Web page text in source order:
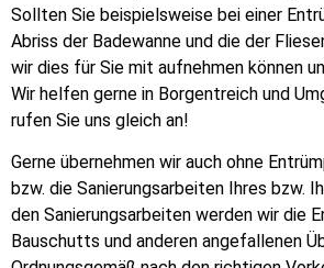
Sollten Sie beispielsweise bei einer
Abriss der Badewanne und die der
wir dies für Sie mit aufnehmen können
Wir helfen gerne in Borgentreich und
rufen Sie uns gleich an!
Gerne übernehmen wir auch ohne
bzw. die Sanierungsarbeiten Ihres bzw.
den Sanierungsarbeiten werden wir die
Bauschutts und anderen angefallenen